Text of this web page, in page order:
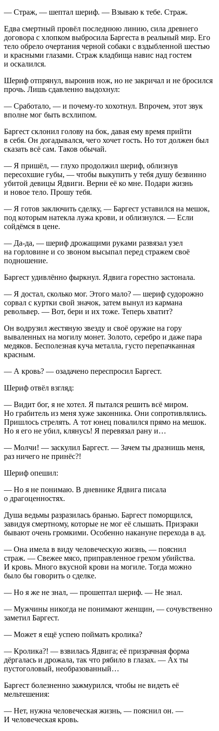
— Страж, — шептал шериф. — Взываю к тебе. Страж.
Едва смертный провёл последнюю линию, сила древнего
договора с хлопком выбросила Баргеста в реальный мир. Его
тело обрело очертания черной собаки с вздыбленной шестью
и красными глазами. Страж кладбища навис над гостем
и оскалился.
Шериф отпрянул, выронив нож, но не закричал и не бросился
прочь. Лишь сдавленно выдохнул:
— Сработало, — и почему-то хохотнул. Впрочем, этот звук
вполне мог быть всхлипом.
Баргест склонил голову на бок, давая ему время прийти
в себя. Он догадывался, чего хочет гость. Но тот должен был
сказать всё сам. Таков обычай.
— Я пришёл, — глухо продолжил шериф, облизнув
пересохшие губы, — чтобы выкупить у тебя душу безвинно
убитой девицы Ядвиги. Верни её ко мне. Подари жизнь
и новое тело. Прошу тебя.
— Я готов заключить сделку, — Баргест уставился на мешок,
под которым натекла лужа крови, и облизнулся. — Если
сойдёмся в цене.
— Да-да, — шериф дрожащими руками развязал узел
на горловине и со звоном высыпал перед стражем своё
подношение.
Баргест удивлённо фыркнул. Ядвига горестно застонала.
— Я достал, сколько мог. Этого мало? — шериф судорожно
сорвал с куртки свой значок, затем вынул из кармана
револьвер. — Вот, бери и их тоже. Теперь хватит?
Он водрузил жестяную звезду и своё оружие на гору
вываленных на могилу монет. Золото, серебро и даже пара
медяков. Бесполезная куча металла, густо перепачканная
красным.
— А кровь? — озадачено переспросил Баргест.
Шериф отвёл взгляд:
— Видит бог, я не хотел. Я пытался решить всё миром.
Но грабитель из меня хуже законника. Они сопротивлялись.
Пришлось стрелять. А тот юнец повалился прямо на мешок.
Но я его не убил, клянусь! Я перевязал рану и…
— Молчи! — заскулил Баргест. — Зачем ты дразнишь меня,
раз ничего не принёс?!
Шериф опешил:
— Но я не понимаю. В дневнике Ядвига писала
о драгоценностях.
Душа ведьмы разразилась бранью. Баргест поморщился,
завидуя смертному, которые не мог её слышать. Призраки
бывают очень громкими. Особенно накануне перехода в ад.
— Она имела в виду человеческую жизнь, — пояснил
страж. — Свежее мясо, приправленное грехом убийства.
И кровь. Много вкусной крови на могиле. Тогда можно
было бы говорить о сделке.
— Но я же не знал, — прошептал шериф. — Не знал.
— Мужчины никогда не понимают женщин, — сочувственно
заметил Баргест.
— Может я ещё успею поймать кролика?
— Кролика?! — взвилась Ядвига; её призрачная форма
дёргалась и дрожала, так что рябило в глазах. — Ах ты
пустоголовый, необразованный…
Баргест болезненно зажмурился, чтобы не видеть её
мельтешения:
— Нет, нужна человеческая жизнь, — пояснил он. —
И человеческая кровь.